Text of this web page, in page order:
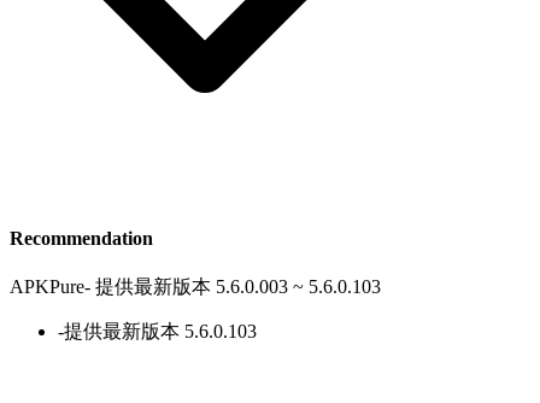
Recommendation
APKPure- 提供最新版本 5.6.0.003 ~ 5.6.0.103
-提供最新版本 5.6.0.103